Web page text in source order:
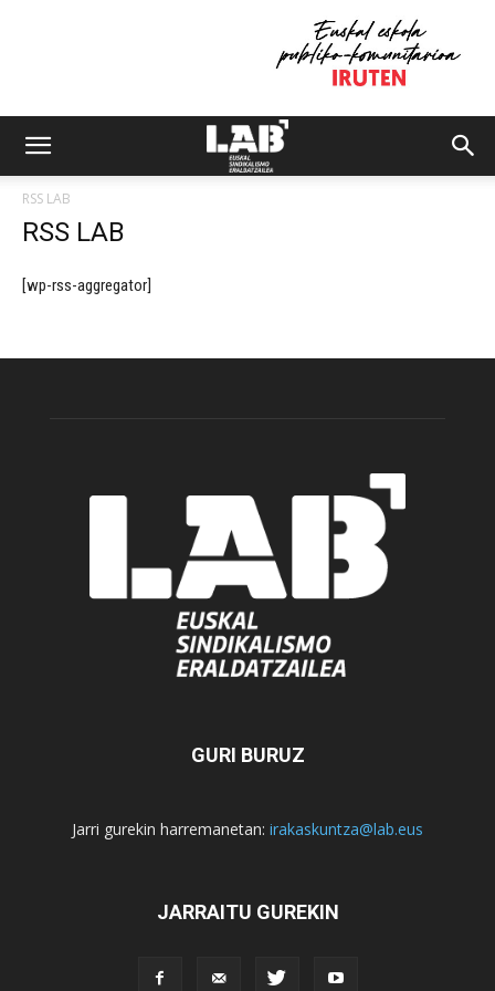
RSS LAB
RSS LAB
[wp-rss-aggregator]
GURI BURUZ
Jarri gurekin harremanetan: irakaskuntza@lab.eus
JARRAITU GUREKIN